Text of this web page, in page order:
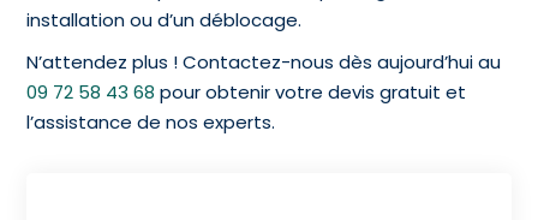
installation ou d’un déblocage.
N’attendez plus ! Contactez-nous dès aujourd’hui au
09 72 58 43 68 pour obtenir votre devis gratuit et
l’assistance de nos experts.